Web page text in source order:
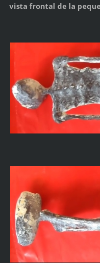
vista frontal de la